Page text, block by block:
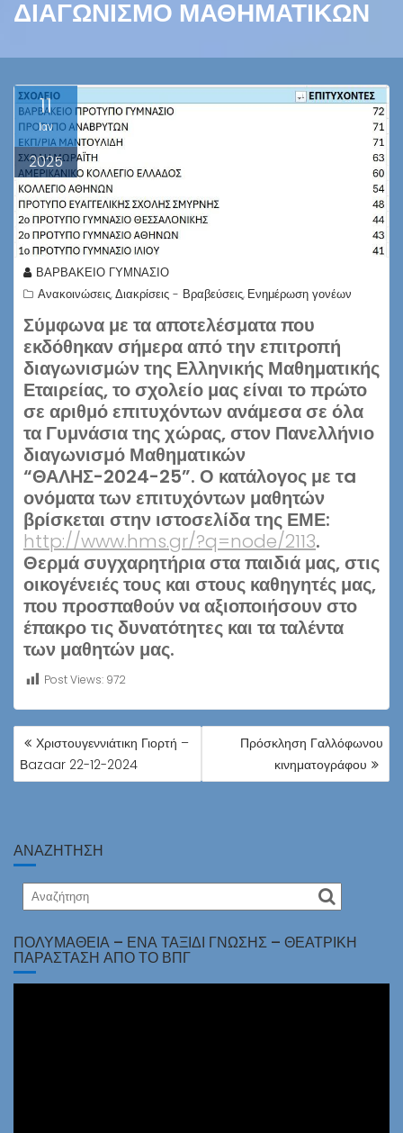
ΔΙΑΓΩΝΙΣΜΌ ΜΑΘΗΜΑΤΙΚΏΝ
11
Ιαν
2025
ΒΑΡΒΑΚΕΙΟ ΓΥΜΝΑΣΙΟ
Ανακοινώσεις,Διακρίσεις - Βραβεύσεις, Ενημέρωση γονέων
Σύμφωνα με τα αποτελέσματα που
εκδόθηκαν σήμερα από την επιτροπή
διαγωνισμών της Ελληνικής Μαθηματικής
Εταιρείας, το σχολείο μας είναι το πρώτο
σε αριθμό επιτυχόντων ανάμεσα σε όλα
τα Γυμνάσια της χώρας, στον Πανελλήνιο
διαγωνισμό Μαθηματικών
“ΘΑΛΗΣ-2024-25”. Ο κατάλογος με τa
ονόματα των επιτυχόντων μαθητών
βρίσκεται στην ιστοσελίδα της ΕΜΕ:
http://www.hms.gr/?q=node/2113.
Θερμά συγχαρητήρια στα παιδιά μας, στις
οικογένειές τους και στους καθηγητές μας,
που προσπαθούν να αξιοποιήσουν στο
έπακρο τις δυνατότητες και τα ταλέντα
των μαθητών μας.
Post Views: 972
ΠΛΟΉΓΗΣΗ
ΆΡΘΡΩΝ
Χριστουγεννιάτικη Γιορτή –
Βazaar 22-12-2024
Πρόσκληση Γαλλόφωνου
κινηματογράφου
ΑΝΑΖΗΤΗΣΗ
ΠΟΛΥΜΆΘΕΙΑ – ΈΝΑ ΤΑΞΊΔΙ ΓΝΏΣΗΣ – ΘΕΑΤΡΙΚΉ
ΠΑΡΆΣΤΑΣΗ ΑΠΌ ΤΟ ΒΠΓ